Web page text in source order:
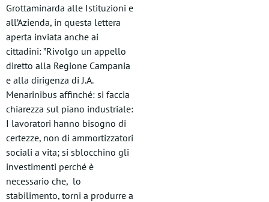
Grottaminarda alle Istituzioni e
all’Azienda, in questa lettera
aperta inviata anche ai
cittadini: ​”Rivolgo un appello
diretto alla Regione Campania
e alla dirigenza di J.A.
Menarinibus affinché: si faccia
chiarezza sul piano industriale:
I lavoratori hanno bisogno di
certezze, non di ammortizzatori
sociali a vita; si sblocchino gli
investimenti perché è
necessario che, lo
stabilimento, torni a produrre a